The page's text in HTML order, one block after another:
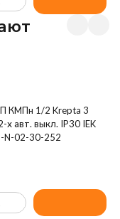
КМПн 1/2 Krepta 3
х авт. выкл. IP30 IEK
N-02-30-252